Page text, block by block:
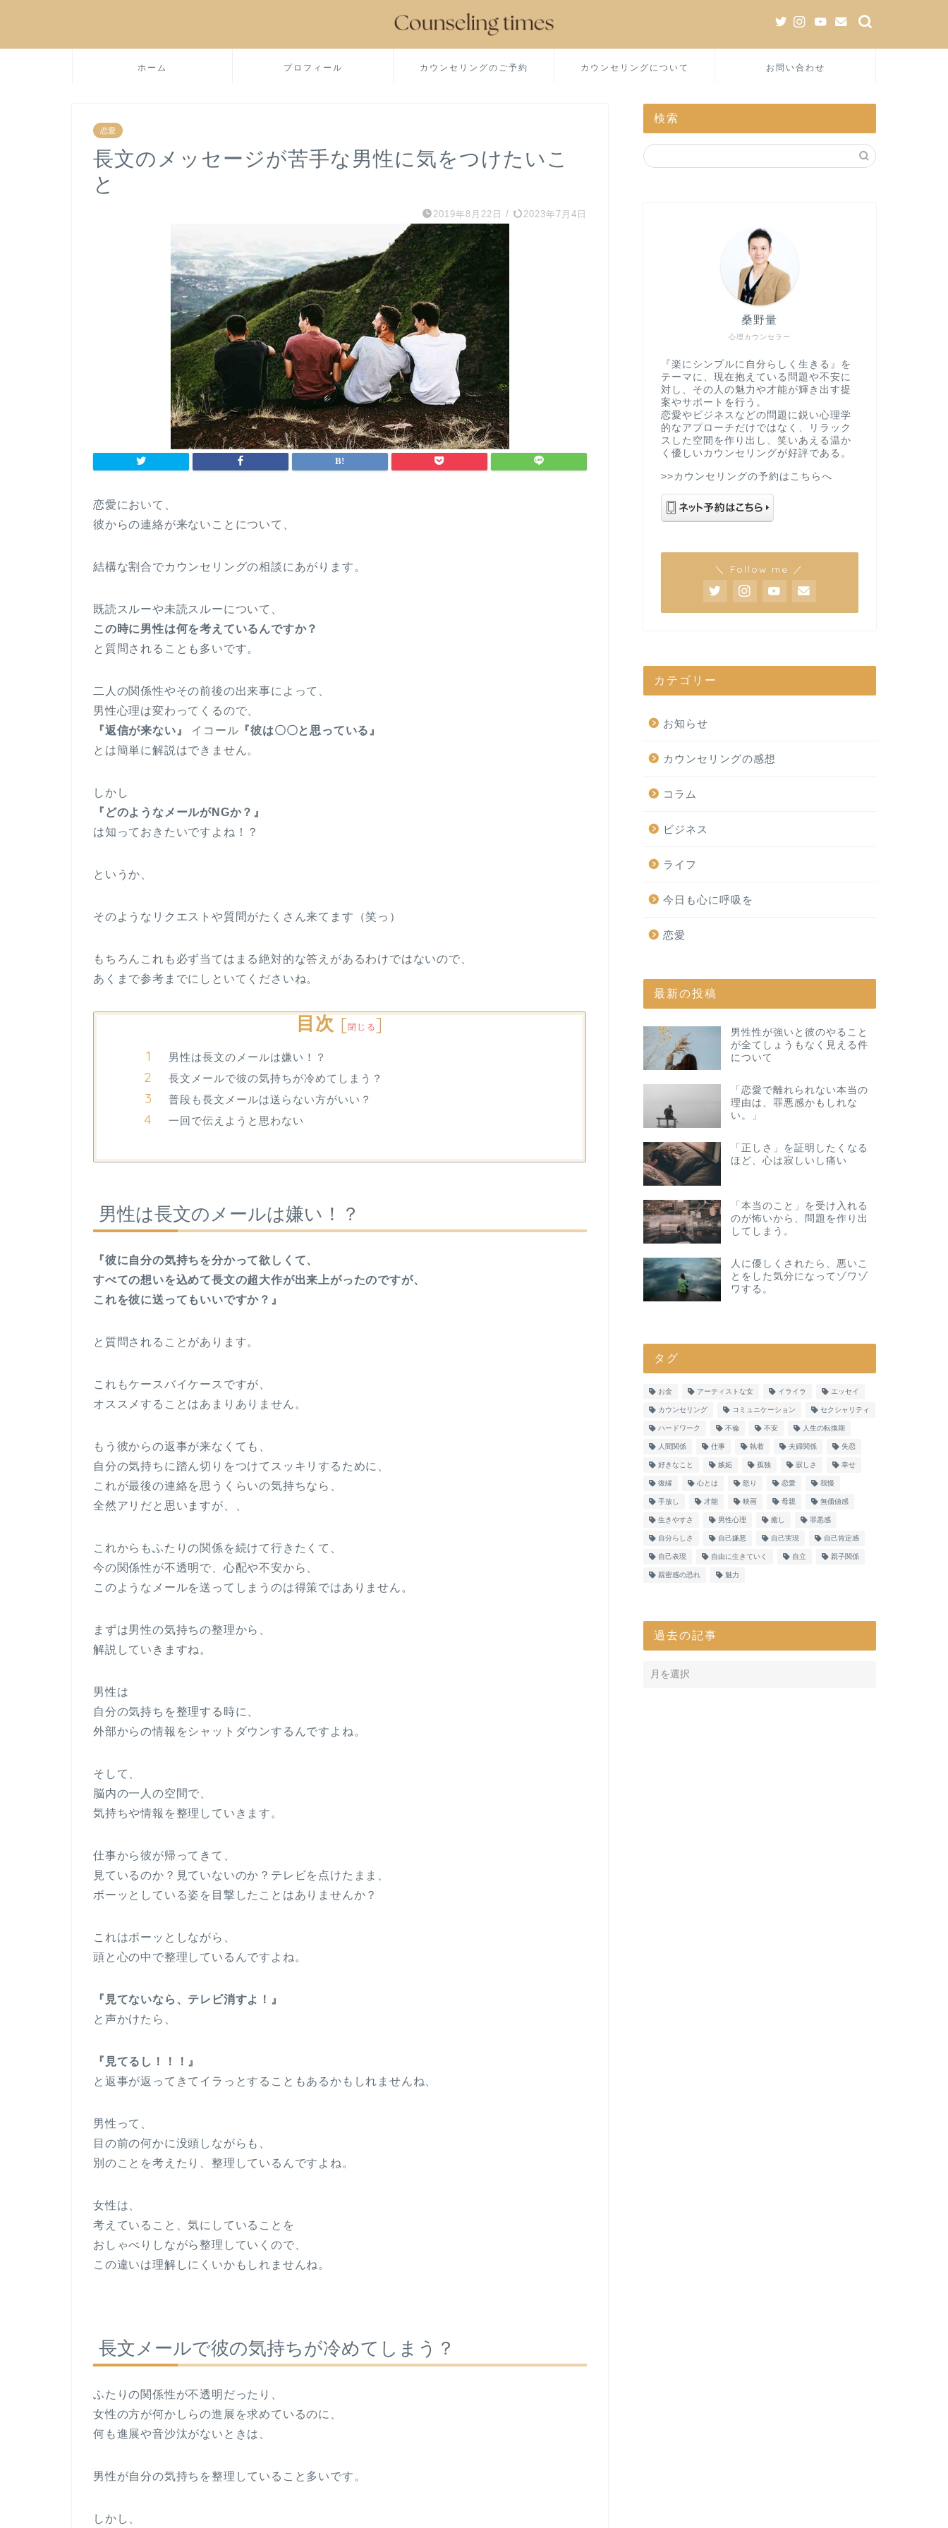
ホーム プロフィール カウンセリングのご予約 カウンセリングについて お問い合わせ
恋愛
長文のメッセージが苦手な男性に気をつけたいこ
と
2019年8月22日 / 2023年7月4日
恋愛において、
彼からの連絡が来ないことについて、
結構な割合でカウンセリングの相談にあがります。
既読スルーや未読スルーについて、
この時に男性は何を考えているんですか？
と質問されることも多いです。
二人の関係性やその前後の出来事によって、
男性心理は変わってくるので、
『返信が来ない』
イコール 『彼は〇〇と思っている』
とは簡単に解説はできません。
しかし
『どのようなメールがNGか？』
は知っておきたいですよね！？
というか、
そのようなリクエストや質問がたくさん来てます（笑っ）
もちろんこれも必ず当てはまる絶対的な答えがあるわけではないので、
あくまで参考までにしといてくださいね。
目次 [閉じる]
男性は長文のメールは嫌い！？
長文メールで彼の気持ちが冷めてしまう？
普段も長文メールは送らない方がいい？
一回で伝えようと思わない
男性は長文のメールは嫌い！？
『彼に自分の気持ちを分かって欲しくて、
すべての想いを込めて長文の超大作が出来上がったのですが、
これを彼に送ってもいいですか？』
と質問されることがあります。
これもケースバイケースですが、
オススメすることはあまりありません。
もう彼からの返事が来なくても、
自分の気持ちに踏ん切りをつけてスッキリするために、
これが最後の連絡を思うくらいの気持ちなら、
全然アリだと思いますが、、
これからもふたりの関係を続けて行きたくて、
今の関係性が不透明で、心配や不安から、
このようなメールを送ってしまうのは得策ではありません。
まずは男性の気持ちの整理から、
解説していきますね。
男性は
自分の気持ちを整理する時に、
外部からの情報をシャットダウンするんですよね。
そして、
脳内の一人の空間で、
気持ちや情報を整理していきます。
仕事から彼が帰ってきて、
見ているのか？見ていないのか？テレビを点けたまま、
ボーッとしている姿を目撃したことはありませんか？
これはボーッとしながら、
頭と心の中で整理しているんですよね。
『見てないなら、テレビ消すよ！』
と声かけたら、
『見てるし！！！』
と返事が返ってきてイラっとすることもあるかもしれませんね、
男性って、
目の前の何かに没頭しながらも、
別のことを考えたり、整理しているんですよね。
女性は、
考えていること、気にしていることを
おしゃべりしながら整理していくので、
この違いは理解しにくいかもしれませんね。
長文メールで彼の気持ちが冷めてしまう？
ふたりの関係性が不透明だったり、
女性の方が何かしらの進展を求めているのに、
何も進展や音沙汰がないときは、
男性が自分の気持ちを整理していること多いです。
しかし、
検索
心理カウンセラー
桑野量
『楽にシンプルに自分らしく生きる』を
テーマに、現在抱えている問題や不安に
対し、その人の魅力や才能が輝き出す提
案やサポートを行う。
恋愛やビジネスなどの問題に鋭い心理学
的なアプローチだけではなく、リラック
スした空間を作り出し、笑いあえる温か
く優しいカウンセリングが好評である。
>>カウンセリングの予約はこちらへ
＼ Follow me ／
カテゴリー
お知らせ
カウンセリングの感想
コラム
ビジネス
ライフ
今日も心に呼吸を
恋愛
最新の投稿
男性性が強いと彼のやること
が全てしょうもなく見える件
について
「恋愛で離れられない本当の
理由は、罪悪感かもしれな
い。」
「正しさ」を証明したくなる
ほど、心は寂しいし痛い
「本当のこと」を受け入れる
のが怖いから、問題を作り出
してしまう。
人に優しくされたら、悪いこ
とをした気分になってゾワゾ
ワする。
タグ
お金 アーティストな女 イライラ エッセイ
カウンセリング コミュニケーション セクシャリティ
ハードワーク 不倫 不安 人生の転換期
人間関係 仕事 執着 夫婦関係 失恋
好きなこと 嫉妬 孤独 寂しさ 幸せ
復縁 心とは 怒り 恋愛 我慢
手放し 才能 映画 母親 無価値感
生きやすさ 男性心理 癒し 罪悪感
自分らしさ 自己嫌悪 自己実現 自己肯定感
自己表現 自由に生きていく 自立 親子関係
親密感の恐れ 魅力
過去の記事